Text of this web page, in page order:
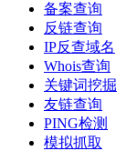
备案查询
反链查询
IP反查域名
Whois查询
关键词挖掘
友链查询
PING检测
模拟抓取